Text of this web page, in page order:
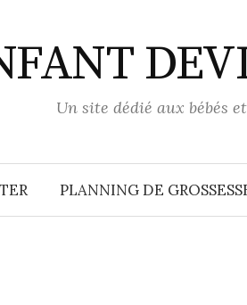
Un site dédié aux bébés
PLANNING DE